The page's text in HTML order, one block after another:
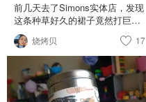
前几天去了Simons实体店，发现
这条种草好久的裙子竟然打巨
折！原价450折后才200！只剩一
件XS没想到上身正好！我自己搭
配了一条腰带也很好看，单独穿
也很美，喜欢这个不对称的设计
哈哈哈！黑色也很百搭！ 我身高
170体重65kg给大家一个参考，
烧烤贝 17